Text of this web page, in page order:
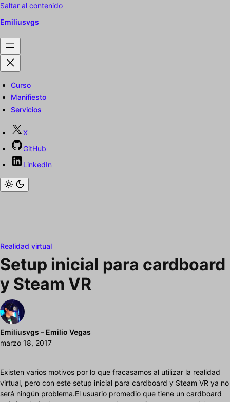
Saltar al contenido
Emiliusvgs
Curso
Manifiesto
Servicios
X
GitHub
LinkedIn
Realidad virtual
Setup inicial para cardboard
y Steam VR
Emiliusvgs – Emilio Vegas
marzo 18, 2017
Existen varios motivos por lo que fracasamos al utilizar la realidad
virtual, pero con este setup inicial para cardboard y Steam VR ya no
será ningún problema.El usuario promedio que tiene un cardboard